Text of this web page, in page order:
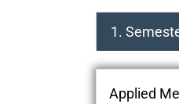
1.
Applied